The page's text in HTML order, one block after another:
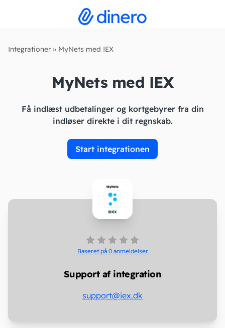
Integrationer » MyNets med IEX
MyNets med IEX
Få indlæst udbetalinger og kortgebyrer fra din
indløser direkte i dit regnskab.
Start integrationen
Baseret på 0anmeldelser
Support af integration
support@iex.dk